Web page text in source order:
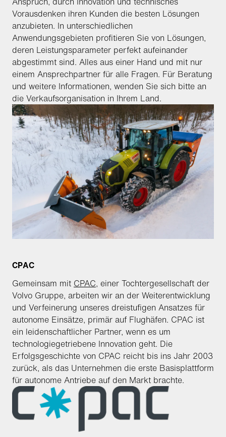
Vorausdenken ihren Kunden die besten Lösungen
anzubieten. In unterschiedlichen
Anwendungsgebieten profitieren Sie von Lösungen,
deren Leistungsparameter perfekt aufeinander
abgestimmt sind. Alles aus einer Hand und mit nur
einem Ansprechpartner für alle Fragen. Für Beratung
und weitere Informationen, wenden Sie sich bitte an
die Verkaufsorganisation in Ihrem Land.
CPAC
Gemeinsam mit CPAC, einer Tochtergesellschaft der
Volvo Gruppe, arbeiten wir an der Weiterentwicklung
und Verfeinerung unseres dreistufigen Ansatzes für
autonome Einsätze, primär auf Flughäfen. CPAC ist
ein leidenschaftlicher Partner, wenn es um
technologiegetriebene Innovation geht. Die
Erfolgsgeschichte von CPAC reicht bis ins Jahr 2003
zurück, als das Unternehmen die erste Basisplattform
für autonome Antriebe auf den Markt brachte.